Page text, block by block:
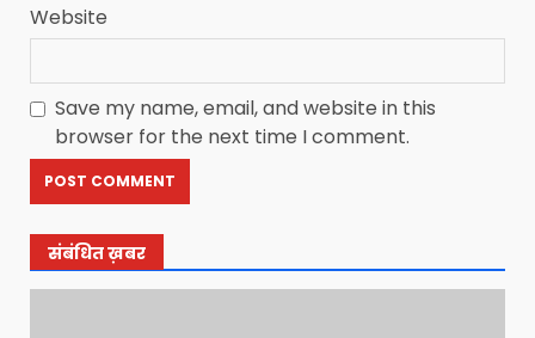
Website
Save my name, email, and website in this
browser for the next time I comment.
संबंधित ख़बर